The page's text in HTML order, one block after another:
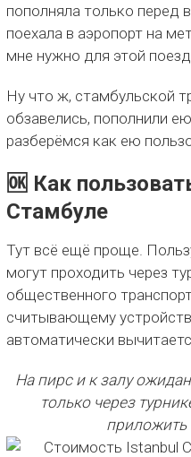
пополняла только перед
поехала в аэропорт на
мне нужно для этой
Ну что ж, стамбульской
обзавелись, пополнили
разберёмся как ею
🆗 Как
Стамбуле
Тут всё ещё проще.
могут проходить через
общественного
считывающему
автоматически
На пирс и к залу
только через
приложить